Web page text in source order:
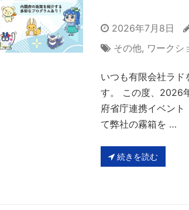
2026年7月8日
その他, ワークシ
いつも有限会社ラド
す。 この度、2026
府省庁連携イベント
て弊社の霧箱を …
続きを読む